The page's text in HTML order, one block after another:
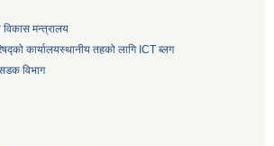
विकास मन्त्रालय
कार्यालयस्थानीय तहको लागि ICT ब्लग
विभाग